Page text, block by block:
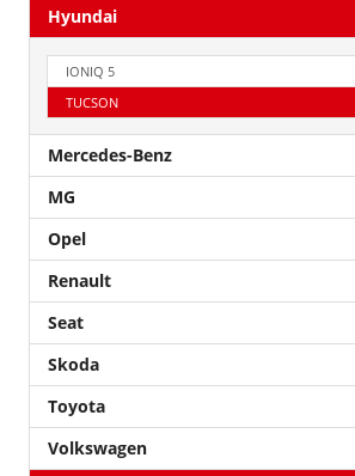
Hyundai
IONIQ 5
TUCSON
Mercedes-Benz
MG
Opel
Renault
Seat
Skoda
Toyota
Volkswagen